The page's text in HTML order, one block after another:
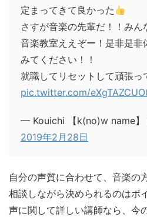
定まってきて良かった
さすが音楽の先輩だ！！み
音楽教室ええぞー！是非是非
みてください！！
就職してリセットして頑張っ
pic.twitter.com/
— Kouichi 【k(no)w name】
2019年2月28日
自分の声質に合わせて、音楽の
相談しながら決められるのはボ
声に関して詳しい講師なら、今